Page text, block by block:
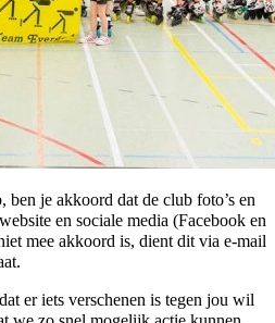
je akkoord dat de club foto’s en
en sociale media (Facebook en
mee akkoord is, dient dit via e-mail
er iets verschenen is tegen jou wil